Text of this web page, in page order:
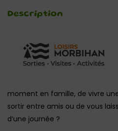
Description
moment en famille, de vivre
sortir entre amis ou de vous
d’une journée ?